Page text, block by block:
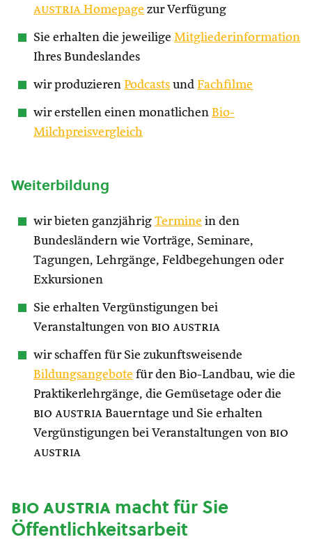
austria Homepage zur Verfügung
Sie erhalten die jeweilige Mitgliederinformation
Ihres Bundeslandes
wir produzieren Podcasts und Fachfilme
wir erstellen einen monatlichen Bio-
Milchpreisvergleich
Weiterbildung
wir bieten ganzjährig Termine in den
Bundesländern wie Vorträge, Seminare,
Tagungen, Lehrgänge, Feldbegehungen oder
Exkursionen
Sie erhalten Vergünstigungen bei
Veranstaltungen von bio austria
wir schaffen für Sie zukunftsweisende
Bildungsangebote für den Bio-Landbau, wie die
Praktikerlehrgänge, die Gemüsetage oder die
bio austria Bauerntage und Sie erhalten
Vergünstigungen bei Veranstaltungen von bio
austria
bio austriamacht für Sie
Öffentlichkeitsarbeit